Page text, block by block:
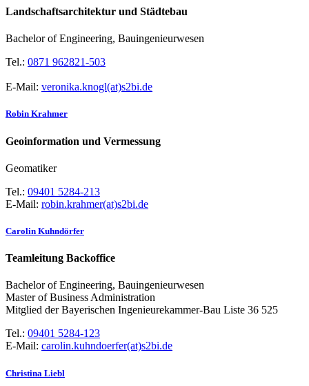
Landschaftsarchitektur und Städtebau
Bachelor of Engineering, Bauingenieurwesen
Tel.: 0871 962821-503
E-Mail: veronika.knogl(at)s2bi.de
Robin Krahmer
Geoinformation und Vermessung
Geomatiker
Tel.: 09401 5284-213
E-Mail: robin.krahmer(at)s2bi.de
Carolin Kuhndörfer
Teamleitung Backoffice
Bachelor of Engineering, Bauingenieurwesen
Master of Business Administration
Mitglied der Bayerischen Ingenieurekammer-Bau Liste 36 525
Tel.: 09401 5284-123
E-Mail: carolin.kuhndoerfer(at)s2bi.de
Christina Liebl